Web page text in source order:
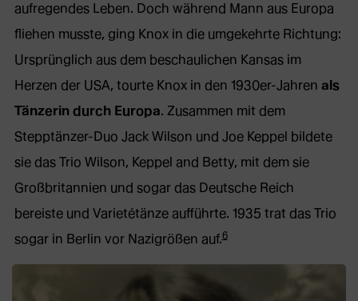
aufregendes Leben. Doch während Mann aus Europa
fliehen musste, ging Knox in die umgekehrte Richtung:
Ursprünglich aus dem beschaulichen Kansas im
Herzen der USA, tourte Knox in den 1930er-Jahren als
Tänzerin durch Europa. Zusammen mit dem
Stepptänzer-Duo Jack Wilson und Joe Keppel bildete
sie das Trio Wilson, Keppel and Betty, mit dem sie
Großbritannien und sogar das Deutsche Reich
bereiste und Varietétänze aufführte. 1935 trat das Trio
sogar in Berlin vor Nazigrößen auf.6